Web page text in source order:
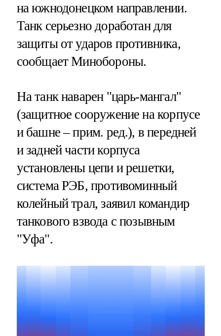
на южнодонецком направлении.
Танк серьезно доработан для
защиты от ударов противника,
сообщает Минобороны.
На танк наварен "царь-мангал"
(защитное сооружение на корпусе
и башне – прим. ред.), в передней
и задней части корпуса
установлены цепи и решетки,
система РЭБ, противоминный
колейный трал, заявил командир
танкового взвода с позывным
"Уфа".